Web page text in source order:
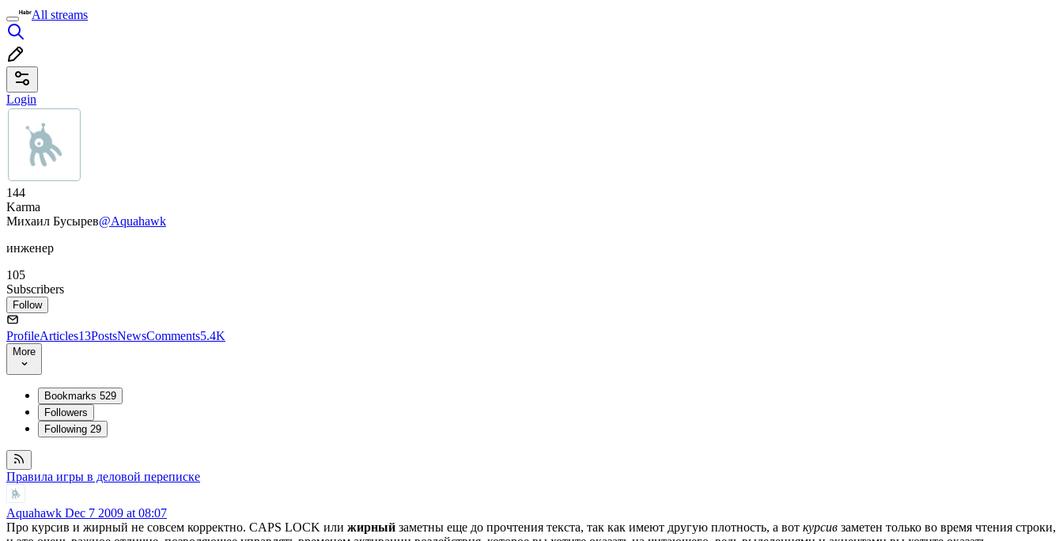
All streams
Login
144
Karma
Михаил Бусырев@Aquahawk
инженер
105
Subscribers
Follow
ProfileArticles13PostsNewsComments5.4K
More
Bookmarks 529
Followers
Following 29
Правила игры в деловой переписке
Aquahawk Dec 7 2009 at 08:07
Про курсив и жирный не совсем корректно. CAPS LOCK или жирный заметны еще до прочтения текста, так как имеют другую плотность, а вот курсив заметен только во время чтения строки,